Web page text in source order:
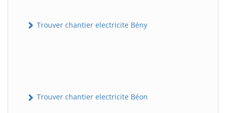
Trouver chantier electricite Bény
Trouver chantier electricite Béon